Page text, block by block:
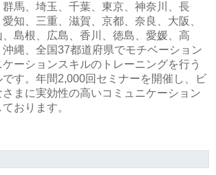
群馬、埼玉、千葉、東京、神奈川、長
知、三重、滋賀、京都、奈良、大阪、
島根、広島、香川、徳島、愛媛、高
縄、全国37都道府県でモチベーション
ーションスキルのトレーニングを行う
です。年間2,000回セミナーを開催し、ビ
まに実効性の高いコミュニケーション
おります。